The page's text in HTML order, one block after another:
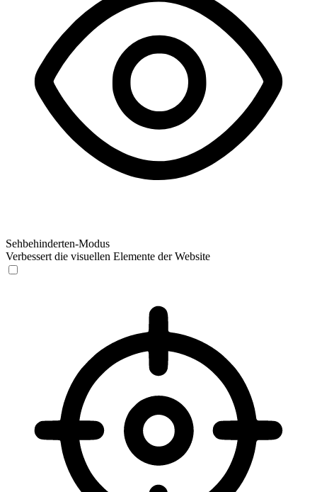
Sehbehinderten-Modus
Verbessert die visuellen Elemente der Website